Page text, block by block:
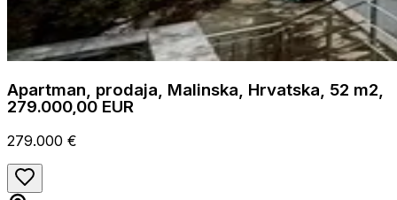
Apartman, prodaja, Malinska, Hrvatska, 52 m2,
279.000,00 EUR
279.000 €